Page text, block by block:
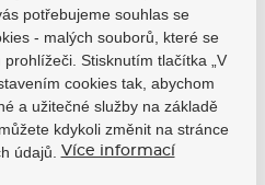
doporučuje
0
potřebujeme souhlas se
- malých souborů, které se
Stisknutím tlačítka „V
cookies tak, abychom
a užitečné služby na základě
kdykoli změnit na stránce
údajů.
Více informací